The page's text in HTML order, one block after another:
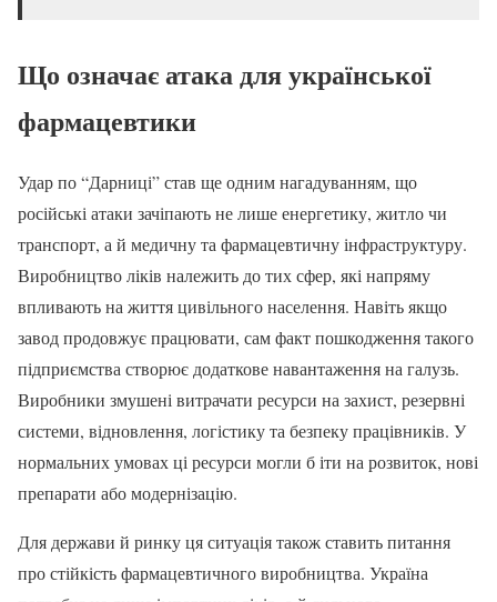
Що означає атака для української
фармацевтики
Удар по “Дарниці” став ще одним нагадуванням, що
російські атаки зачіпають не лише енергетику, житло чи
транспорт, а й медичну та фармацевтичну інфраструктуру.
Виробництво ліків належить до тих сфер, які напряму
впливають на життя цивільного населення. Навіть якщо
завод продовжує працювати, сам факт пошкодження такого
підприємства створює додаткове навантаження на галузь.
Виробники змушені витрачати ресурси на захист, резервні
системи, відновлення, логістику та безпеку працівників. У
нормальних умовах ці ресурси могли б іти на розвиток, нові
препарати або модернізацію.
Для держави й ринку ця ситуація також ставить питання
про стійкість фармацевтичного виробництва. Україна